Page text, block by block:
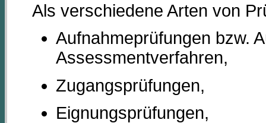
Als verschiedene Arten von
Aufnahmeprüfungen bzw.
Assessmentverfahren,
Zugangsprüfungen,
Eignungsprüfungen,